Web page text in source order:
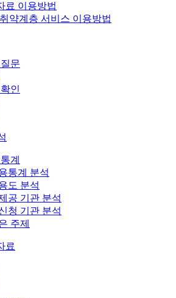
료 이용방법
약계층 서비스 이용방법
문
인
계
통계 분석
도 분석
공 기관 분석
청 기관 분석
주제
료